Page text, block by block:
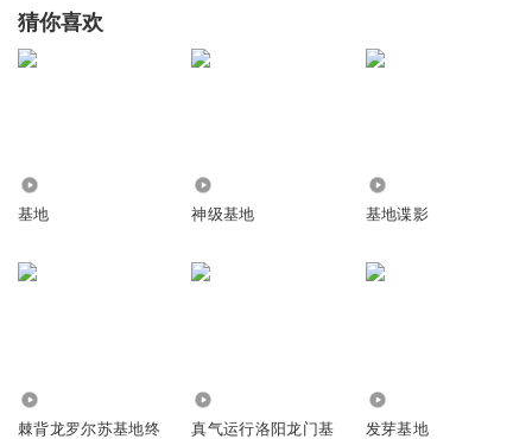
猜你喜欢
基地 神级基地 基地谍影
棘背龙罗尔苏基地终
真气运行洛阳龙门基
发芽基地